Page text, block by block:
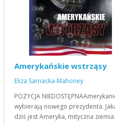
Amerykańskie wstrząsy
Eliza Sarnacka-Mahoney
POZYCJA
wybierają nowego prezydenta.
dziś jest Ameryka, mityczna